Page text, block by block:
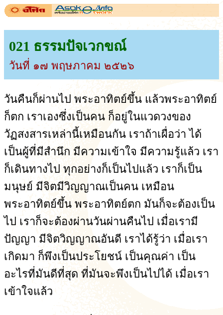
021 ธรรมปัจเวกขณ์
วันที่ ๑๗ พฤษภาคม ๒๕๒๖
วันคืนก็ผ่านไป พระอาทิตย์ขึ้น แล้วพระอาทิตย์
ก็ตก เราเองซึ่งเป็นคน ก็อยู่ในแวดวงของ
วัฏสงสารเหล่านี้เหมือนกัน เราถ้าเผื่อว่า ได้
เป็นผู้ที่มีสำนึก มีความเข้าใจ มีความรู้แล้ว เรา
ก็เดินทางไป ทุกอย่างก็เป็นไปแล้ว เราก็เป็น
มนุษย์ มีจิตมีวิญญาณเป็นคน เหมือน
พระอาทิตย์ขึ้น พระอาทิตย์ตก มันก็จะต้องเป็น
ไป เราก็จะต้องผ่านวันผ่านคืนไป เมื่อเรามี
ปัญญา มีจิตวิญญาณอันดี เราได้รู้ว่า เมื่อเรา
เกิดมา ก็พึงเป็นประโยชน์ เป็นคุณค่า เป็น
อะไรที่มันดีที่สุด ที่มันจะพึงเป็นไปได้ เมื่อเรา
เข้าใจแล้ว